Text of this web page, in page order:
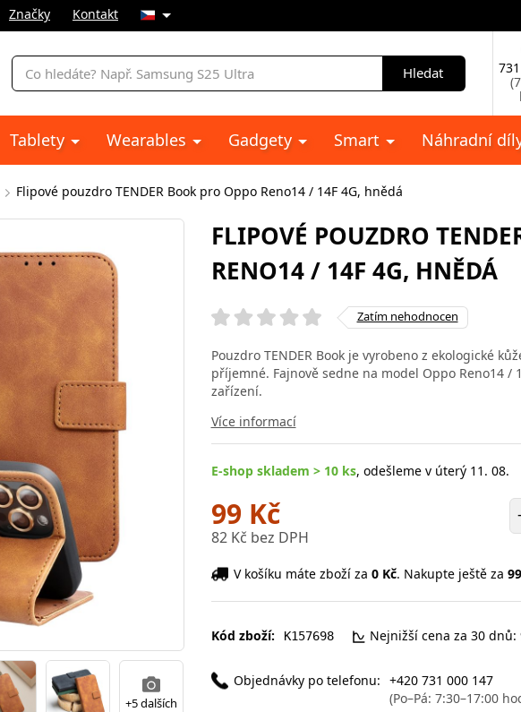
Značky Kontakt
Vyhledávání
Hledat
Tablety Wearables Gadgety Smart Náhradní
Flipové pouzdro TENDER Book pro Oppo Reno14 / 14F 4G, hnědá
+5 dalších
FLIPOVÉ POUZDRO
RENO14 / 14F 4G, HNĚDÁ
Zatím nehodnocen
Pouzdro TENDER Book je vyrobeno z ekologické
příjemné. Fajnově sedne na model Oppo Reno14
zařízení.
Více informací
E-shop skladem > 10 ks, odešleme v úterý 11. 08.
99 Kč
82 Kč bez DPH
-
V košíku máte zboží za 0 Kč. Nakupte ještě za
Kód zboží: K157698 Nejnižší cena za 30 dnů:
Objednávky po telefonu: +420 731 000 147
(Po–Pá: 7:30–17:00